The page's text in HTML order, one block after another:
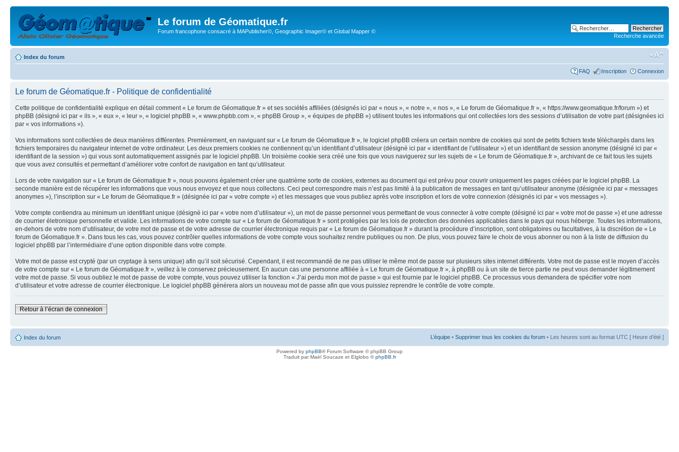
Le forum de Géomatique.fr
Forum francophone consacré à MAPublisher©, Geographic Imager© et Global Mapper ©
Recherche avancée
Index du forum
FAQ Inscription Connexion
Le forum de Géomatique.fr - Politique de confidentialité
Cette politique de confidentialité explique en détail comment « Le forum de Géomatique.fr » et ses sociétés affiliées (désignés ici par « nous », « notre », « nos », « Le forum de Géomatique.fr », « https://www.geomatique.fr/forum ») et
phpBB (désigné ici par « ils », « eux », « leur », « logiciel phpBB », « www.phpbb.com », « phpBB Group », « équipes de phpBB ») utilisent toutes les informations qui ont collectées lors des sessions d’utilisation de votre part (désignées ici
par « vos informations »).
Vos informations sont collectées de deux manières différentes. Premièrement, en naviguant sur « Le forum de Géomatique.fr », le logiciel phpBB créera un certain nombre de cookies qui sont de petits fichiers texte téléchargés dans les
fichiers temporaires du navigateur internet de votre ordinateur. Les deux premiers cookies ne contiennent qu’un identifiant d’utilisateur (désigné ici par « identifiant de l’utilisateur ») et un identifiant de session anonyme (désigné ici par «
identifiant de la session ») qui vous sont automatiquement assignés par le logiciel phpBB. Un troisième cookie sera créé une fois que vous naviguerez sur les sujets de « Le forum de Géomatique.fr », archivant de ce fait tous les sujets
que vous avez consultés et permettant d’améliorer votre confort de navigation en tant qu’utilisateur.
Lors de votre navigation sur « Le forum de Géomatique.fr », nous pouvons également créer une quatrième sorte de cookies, externes au document qui est prévu pour couvrir uniquement les pages créées par le logiciel phpBB. La
seconde manière est de récupérer les informations que vous nous envoyez et que nous collectons. Ceci peut correspondre mais n’est pas limité à la publication de messages en tant qu’utilisateur anonyme (désignée ici par « messages
anonymes »), l’inscription sur « Le forum de Géomatique.fr » (désignée ici par « votre compte ») et les messages que vous publiez après votre inscription et lors de votre connexion (désignés ici par « vos messages »).
Votre compte contiendra au minimum un identifiant unique (désigné ici par « votre nom d’utilisateur »), un mot de passe personnel vous permettant de vous connecter à votre compte (désigné ici par « votre mot de passe ») et une adresse
de courrier életronique personnelle et valide. Les informations de votre compte sur « Le forum de Géomatique.fr » sont protégées par les lois de protection des données applicables dans le pays qui nous héberge. Toutes les informations,
en-dehors de votre nom d’utilisateur, de votre mot de passe et de votre adresse de courrier électronique requis par « Le forum de Géomatique.fr » durant la procédure d’inscription, sont obligatoires ou facultatives, à la discrétion de « Le
forum de Géomatique.fr ». Dans tous les cas, vous pouvez contrôler quelles informations de votre compte vous souhaitez rendre publiques ou non. De plus, vous pouvez faire le choix de vous abonner ou non à la liste de diffusion du
logiciel phpBB par l’intermédiaire d’une option disponible dans votre compte.
Votre mot de passe est crypté (par un cryptage à sens unique) afin qu’il soit sécurisé. Cependant, il est recommandé de ne pas utiliser le même mot de passe sur plusieurs sites internet différents. Votre mot de passe est le moyen d’accès
de votre compte sur « Le forum de Géomatique.fr », veillez à le conservez précieusement. En aucun cas une personne affiliée à « Le forum de Géomatique.fr », à phpBB ou à un site de tierce partie ne peut vous demander légitimement
votre mot de passe. Si vous oubliez le mot de passe de votre compte, vous pouvez utiliser la fonction « J’ai perdu mon mot de passe » qui est fournie par le logiciel phpBB. Ce processus vous demandera de spécifier votre nom
d’utilisateur et votre adresse de courrier électronique. Le logiciel phpBB générera alors un nouveau mot de passe afin que vous puissiez reprendre le contrôle de votre compte.
Retour à l’écran de connexion
Index du forum L’équipe • Supprimer tous les cookies du forum • Les heures sont au format UTC [ Heure d’été ]
Powered by phpBB® Forum Software © phpBB Group
Traduit par Maël Soucaze et Elglobo ©phpBB.fr